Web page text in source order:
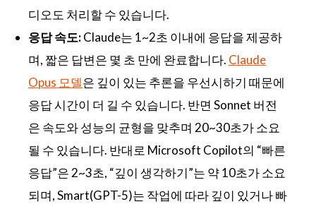
디오도 처리할 수 있습니다.
응답 속도:Claude는 1~2초 이내에 응답을 제공하
며, 짧은 답변은 몇 초 만에 완료합니다. Claude
Opus 모델은 깊이 있는 추론을 우선시하기 때문에
응답 시간이 더 길 수 있습니다. 반면 Sonnet 버전
은 속도와 성능의 균형을 맞추며 20~30초가 소요
될 수 있습니다. 반대로 Microsoft Copilot의 “빠른
응답”은 2~3초, “깊이 생각하기”는 약 10초가 소요
되며, Smart(GPT-5)는 작업에 따라 깊이 있거나 빠